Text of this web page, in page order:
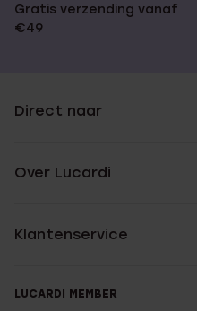
Gratis verzending vanaf
€49
Direct naar
Over Lucardi
Klantenservice
LUCARDI MEMBER